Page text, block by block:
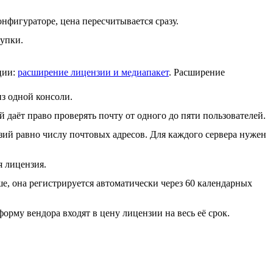
цена пересчитывается сразу.
расширение лицензии и медиапакет. Расширение
одной консоли.
право проверять почту от одного до пяти пользователей.
равно числу почтовых адресов. Для каждого сервера нужен
лицензия.
она регистрируется автоматически через 60 календарных
вендора входят в цену лицензии на весь её срок.